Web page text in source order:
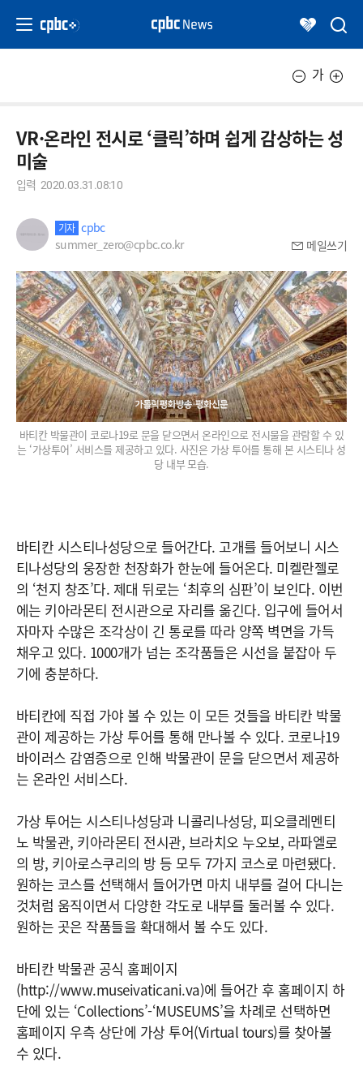
가
VR·온라인 전시로 ‘클릭’하며 쉽게 감상하는 성
미술
입력 2020.03.31.08:10
기자 cpbc
summer_zero@cpbc.co.kr
메일쓰기
바티칸 박물관이 코로나19로 문을 닫으면서 온라인으로 전시물을 관람할 수 있
는 ‘가상투어’ 서비스를 제공하고 있다. 사진은 가상 투어를 통해 본 시스티나 성
당 내부 모습.
바티칸 시스티나성당으로 들어간다. 고개를 들어보니 시스
티나성당의 웅장한 천장화가 한눈에 들어온다. 미켈란젤로
의 ‘천지 창조’다. 제대 뒤로는 ‘최후의 심판’이 보인다. 이번
에는 키아라몬티 전시관으로 자리를 옮긴다. 입구에 들어서
자마자 수많은 조각상이 긴 통로를 따라 양쪽 벽면을 가득
채우고 있다. 1000개가 넘는 조각품들은 시선을 붙잡아 두
기에 충분하다.
바티칸에 직접 가야 볼 수 있는 이 모든 것들을 바티칸 박물
관이 제공하는 가상 투어를 통해 만나볼 수 있다. 코로나19
바이러스 감염증으로 인해 박물관이 문을 닫으면서 제공하
는 온라인 서비스다.
가상 투어는 시스티나성당과 니콜리나성당, 피오클레멘티
노 박물관, 키아라몬티 전시관, 브라치오 누오보, 라파엘로
의 방, 키아로스쿠리의 방 등 모두 7가지 코스로 마련됐다.
원하는 코스를 선택해서 들어가면 마치 내부를 걸어 다니는
것처럼 움직이면서 다양한 각도로 내부를 둘러볼 수 있다.
원하는 곳은 작품들을 확대해서 볼 수도 있다.
바티칸 박물관 공식 홈페이지
(http://www.museivaticani.va)에 들어간 후 홈페이지 하
단에 있는 ‘Collections’-‘MUSEUMS’을 차례로 선택하면
홈페이지 우측 상단에 가상 투어(Virtual tours)를 찾아볼
수 있다.